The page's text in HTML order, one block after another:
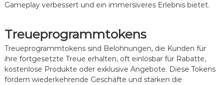
Gameplay verbessert und ein immersiveres Erlebnis bietet.
Treueprogrammtokens
Treueprogrammtokens sind Belohnungen, die Kunden für
ihre fortgesetzte Treue erhalten, oft einlösbar für Rabatte,
kostenlose Produkte oder exklusive Angebote. Diese Tokens
fördern wiederkehrende Geschäfte und stärken die